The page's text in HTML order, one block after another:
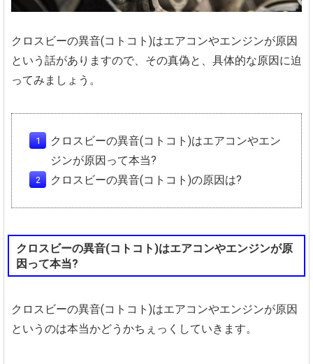
クロスビーの異音(コトコト)はエアコンやエンジンが原因
という話がありますので、その真偽と、具体的な原因に迫
ってみましょう。
クロスビーの異音(コトコト)はエアコンやエン
ジンが原因って本当?
クロスビーの異音(コトコト)の原因は?
クロスビーの異音(コトコト)はエアコンやエンジンが原
因って本当?
クロスビーの異音(コトコト)はエアコンやエンジンが原因
というのは本当かどうかちぇっくしていきます。